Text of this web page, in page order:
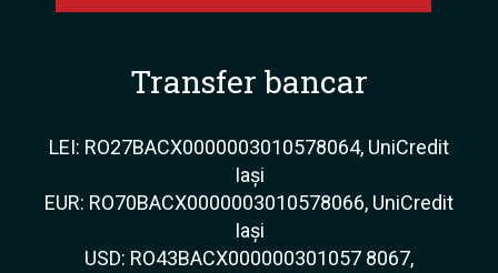
Transfer bancar
LEI: RO27BACX0000003010578064, UniCredit
Iași
EUR: RO70BACX0000003010578066, UniCredit
Iași
USD: RO43BACX000000301057 8067,